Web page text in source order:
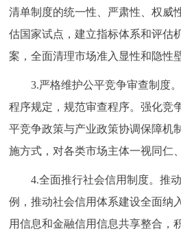
清单制度的统一性、严肃性、权威
估国家试点，建立指标体系和评估
案，全面清理市场准入显性和隐性
3.严格维护公平竞争审查制度。
程序规定，规范审查程序。强化竞
平竞争政策与产业政策协调保障机
施方式，对各类市场主体一视同仁
4.全面推行社会信用制度。推动
例，推动社会信用体系建设全面纳
用信息和金融信用信息共享整合，